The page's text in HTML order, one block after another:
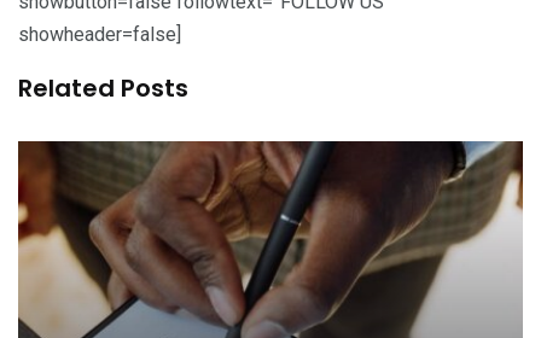
showheader=false]
Related Posts